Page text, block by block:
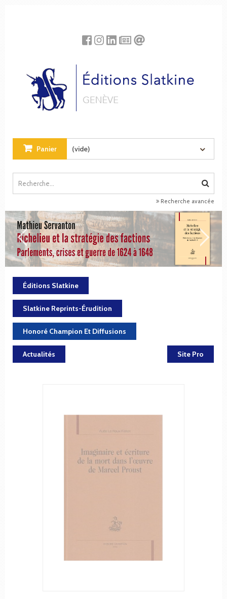
Panier (vide)
Recherche avancée
Éditions Slatkine
Slatkine Reprints-Érudition
Honoré Champion Et Diffusions
Actualités Site Pro